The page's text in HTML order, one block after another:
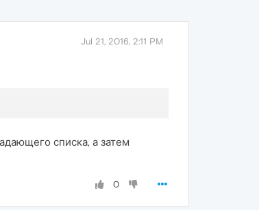
Jul 21, 2016, 2:11 PM
списка, а затем
0